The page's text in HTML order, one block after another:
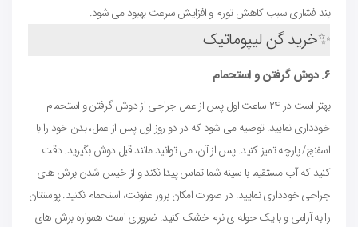
بند فشاری سبب کاهش تورم و افزایش سرعت بهبود می شود.
✨خرید گن لیپوماتیک
۶. دوش گرفتن و استحمام
بهتر است در ۲۴ ساعت اول پس از عمل جراحی از دوش گرفتن و استحمام
خودداری نمایید. توصیه می شود که در دو روز اول پس از عمل، بدن خود را با
اسفنج/ پارچه تمیز کنید. پس از آن، می توانید مانند قبل دوش بگیرید. دقت
کنید که آب مستقیما با سینه شما تماس پیدا نکند و از خیس شدن برش های
جراحی خودداری نمایید. در صورت امکان بروز عفونت، استحمام نکنید. پوستتان
را به آرامی و با یک حوله ی نرم خشک کنید. ضروری است همواره برش های